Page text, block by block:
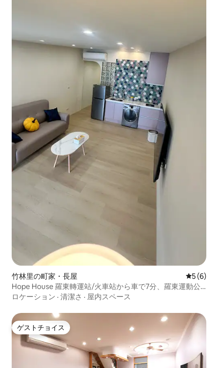
竹林里の町家・長屋 レビュー
5 (6)
Hope House 羅東轉運站/火車站から車で7分、羅東運動公
園から車で5分
ロケーション · 清潔さ · 屋内スペース
ゲストチョイス
ゲストチョイス